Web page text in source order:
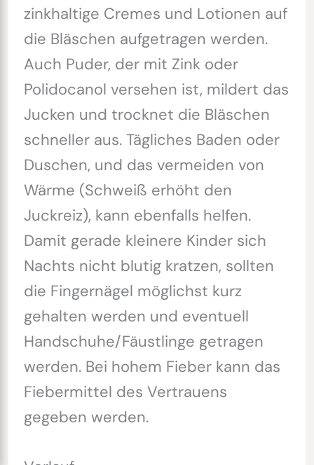
zinkhaltige Cremes und Lotionen auf
die Bläschen aufgetragen werden.
Auch Puder, der mit Zink oder
Polidocanol versehen ist, mildert das
Jucken und trocknet die Bläschen
schneller aus. Tägliches Baden oder
Duschen, und das vermeiden von
Wärme (Schweiß erhöht den
Juckreiz), kann ebenfalls helfen.
Damit gerade kleinere Kinder sich
Nachts nicht blutig kratzen, sollten
die Fingernägel möglichst kurz
gehalten werden und eventuell
Handschuhe/Fäustlinge getragen
werden. Bei hohem Fieber kann das
Fiebermittel des Vertrauens
gegeben werden.